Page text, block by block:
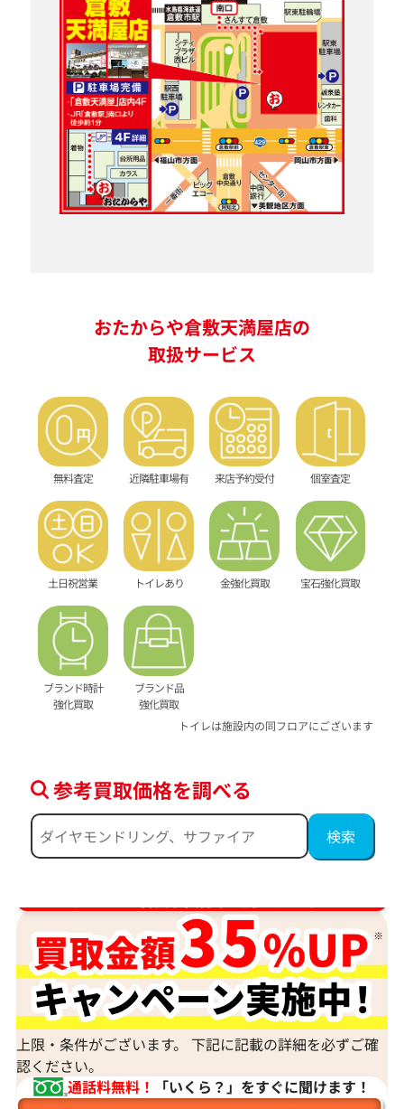
おたからや倉敷天満屋店の
取扱サービス
無料査定 近隣駐車場有 来店予約受付 個室査定
土日祝営業 トイレあり 金強化買取 宝石強化買取
ブランド時計
強化買取
ブランド品
強化買取
トイレは施設内の同フロアにございます
参考買取価格を調べる
上限・条件がございます。 下記に記載の詳細を必ずご確
認ください。
通話料無料！
「いくら？」をすぐに聞けます！